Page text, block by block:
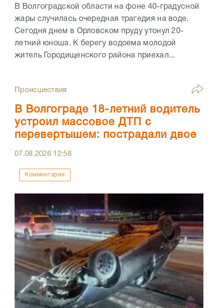
В Волгоградской области на фоне 40-градусной
жары случилась очередная трагедия на воде.
Сегодня днем в Орловском пруду утонул 20-
летний юноша. К берегу водоема молодой
житель Городищенского района приехал...
Происшествия
В Волгограде 18-летний водитель
устроил массовое ДТП с
перевертышем: пострадали двое
07.08.2026 12:58
Комментарии